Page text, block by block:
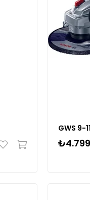
GWS 9-